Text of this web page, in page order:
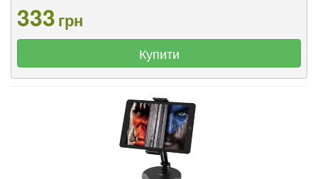
333грн
Купити